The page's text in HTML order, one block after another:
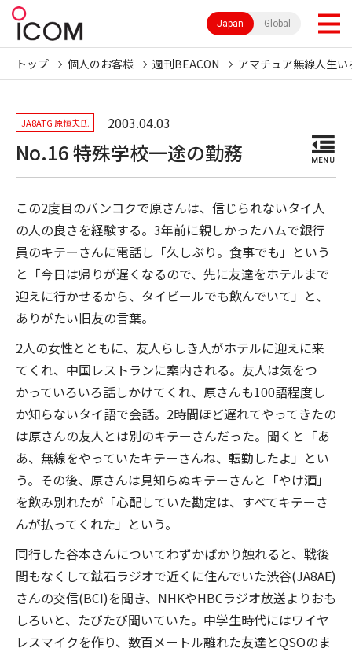
Japan Global
トップ 個人のお客様 週刊BEACON アマチュア無線人生い
JA8ATG 原恒夫氏 2003.04.03
No.16 特殊学校一途の勤務 MENU
この2度目のバンコクで原さんは、信じられないタイ人
の人の良さを経験する。3年前に親しかったハムで銀行
員のキテーさんに電話し「久しぶり。食事でも」という
と「今日は帰りが遅くなるので、先に友達をホテルまで
迎えに行かせるから、タイビールでも飲んでいて」と、
ありがたい旧友の言葉。
2人の女性とともに、友人らしき人がホテルに迎えに来
てくれ、中国レストランに案内される。友人は気をつ
かっていろいろ話しかけてくれ、原さんも100語程度し
か知らないタイ語で会話。2時間ほど遅れてやってきたの
は原さんの友人とは別のキテーさんだった。聞くと「あ
あ、無線をやっていたキテーさんね、転勤したよ」とい
う。その後、原さんは見知らぬキテーさんと「やけ酒」
を飲み別れたが「心配していた勘定は、すべてキテーさ
んが払ってくれた」という。
同行した谷本さんについてわずかばかり触れると、戦後
間もなくして鉱石ラジオで近くに住んでいた渋谷(JA8AE)
さんの交信(BCI)を聞き、NHKやHBCラジオ放送よりおも
しろいと、たびたび聞いていた。中学生時代にはワイヤ
レスマイクを作り、数百メートル離れた友達とQSOのま